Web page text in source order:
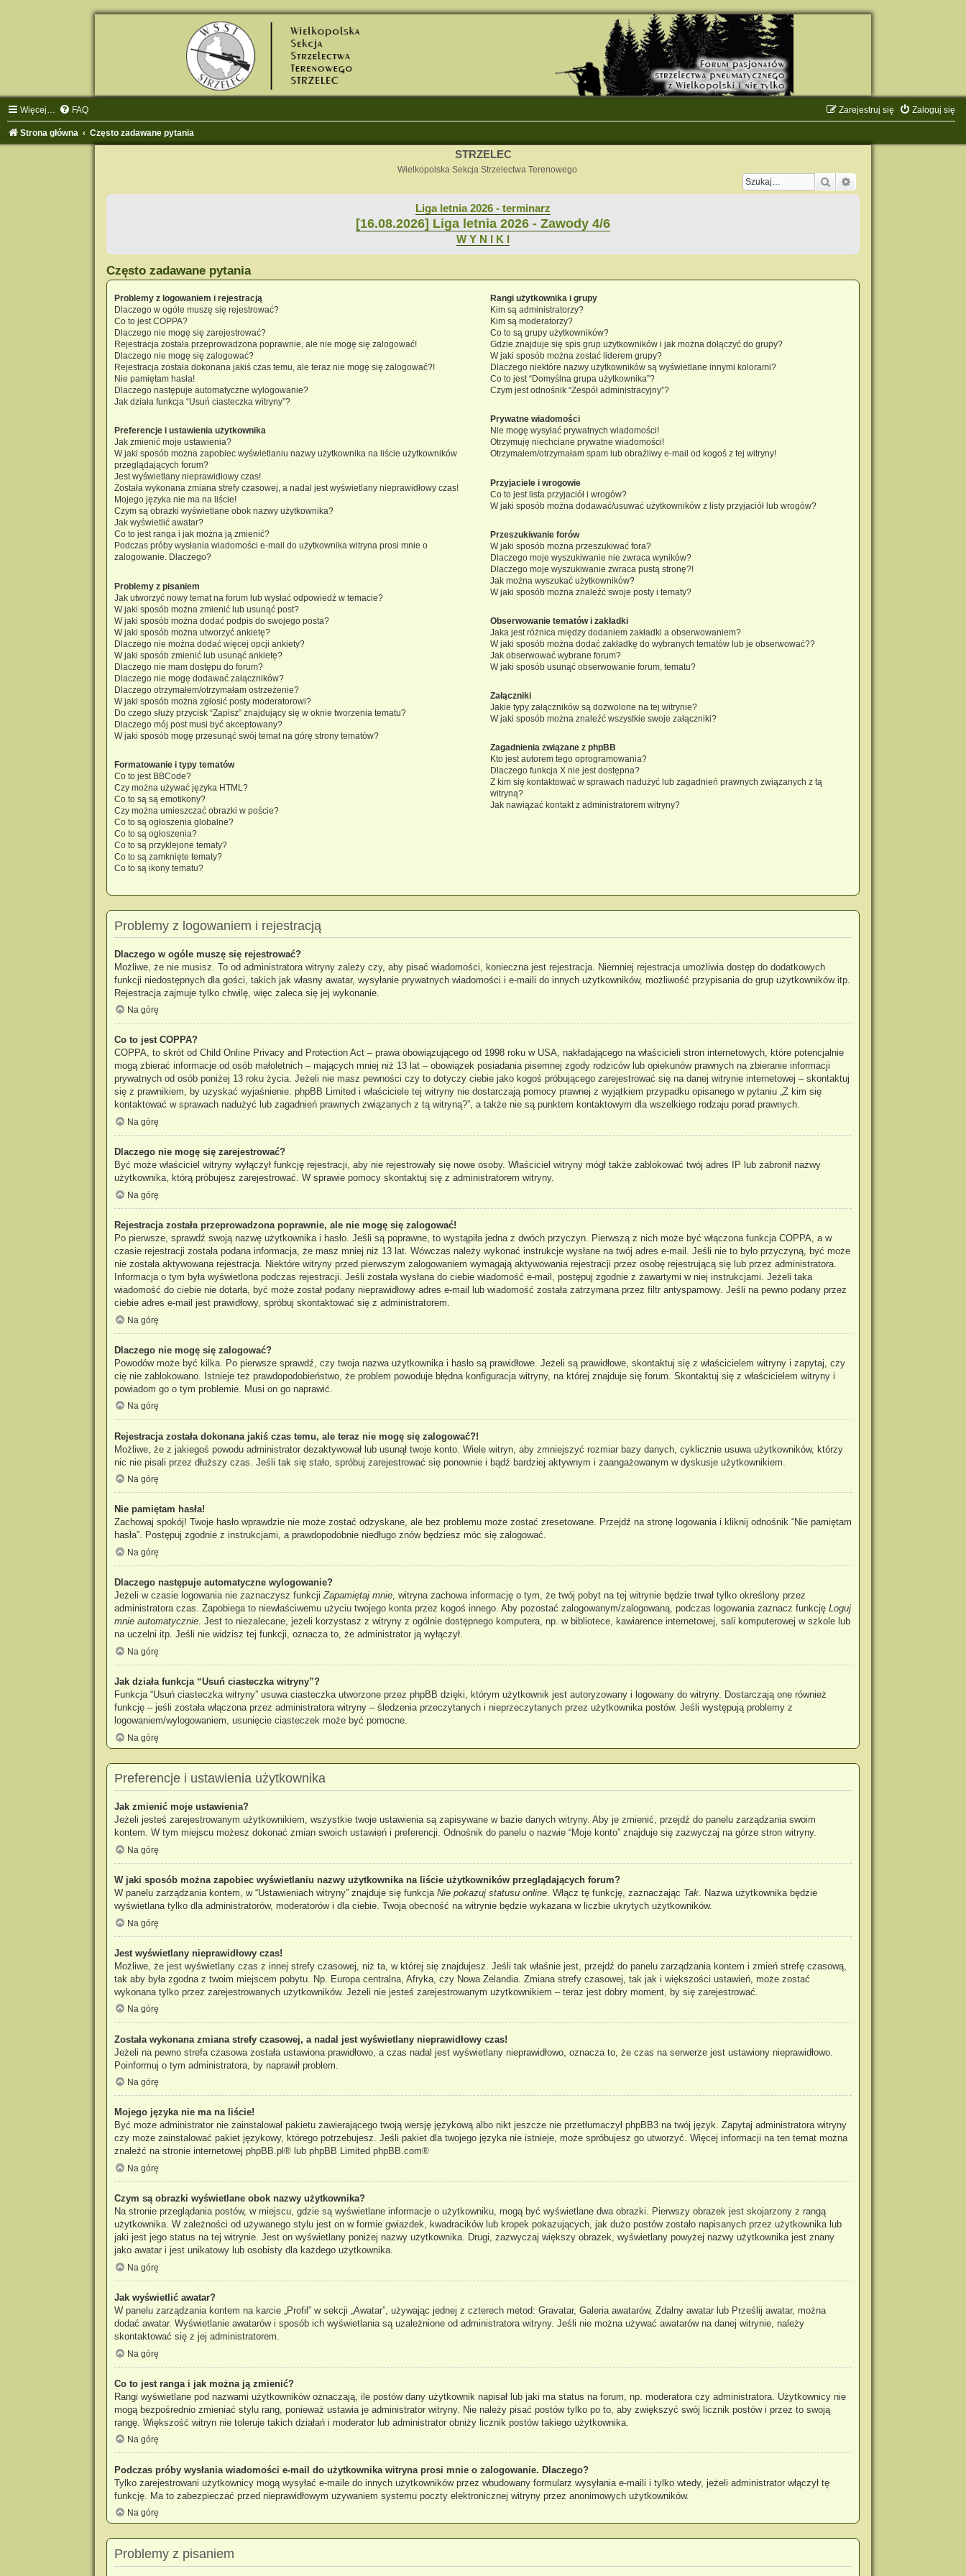
Więcej… FAQ Zaloguj się
Zarejestruj się
Strona główna Często zadawane pytania
STRZELEC
Wielkopolska Sekcja Strzelectwa Terenowego
Szukaj
Liga letnia 2026 - terminarz
[16.08.2026] Liga letnia 2026 - Zawody 4/6
W Y N I K I
Często zadawane pytania
Problemy z logowaniem i rejestracją
Dlaczego w ogóle muszę się rejestrować?
Co to jest COPPA?
Dlaczego nie mogę się zarejestrować?
Rejestracja została przeprowadzona poprawnie, ale nie mogę się zalogować!
Dlaczego nie mogę się zalogować?
Rejestracja została dokonana jakiś czas temu, ale teraz nie mogę się zalogować?!
Nie pamiętam hasła!
Dlaczego następuje automatyczne wylogowanie?
Jak działa funkcja “Usuń ciasteczka witryny”?
Preferencje i ustawienia użytkownika
Jak zmienić moje ustawienia?
W jaki sposób można zapobiec wyświetlaniu nazwy użytkownika na liście użytkowników
przeglądających forum?
Jest wyświetlany nieprawidłowy czas!
Została wykonana zmiana strefy czasowej, a nadal jest wyświetlany nieprawidłowy czas!
Mojego języka nie ma na liście!
Czym są obrazki wyświetlane obok nazwy użytkownika?
Jak wyświetlić awatar?
Co to jest ranga i jak można ją zmienić?
Podczas próby wysłania wiadomości e-mail do użytkownika witryna prosi mnie o
zalogowanie. Dlaczego?
Problemy z pisaniem
Jak utworzyć nowy temat na forum lub wysłać odpowiedź w temacie?
W jaki sposób można zmienić lub usunąć post?
W jaki sposób można dodać podpis do swojego posta?
W jaki sposób można utworzyć ankietę?
Dlaczego nie można dodać więcej opcji ankiety?
W jaki sposób zmienić lub usunąć ankietę?
Dlaczego nie mam dostępu do forum?
Dlaczego nie mogę dodawać załączników?
Dlaczego otrzymałem/otrzymałam ostrzeżenie?
W jaki sposób można zgłosić posty moderatorowi?
Do czego służy przycisk “Zapisz” znajdujący się w oknie tworzenia tematu?
Dlaczego mój post musi być akceptowany?
W jaki sposób mogę przesunąć swój temat na górę strony tematów?
Formatowanie i typy tematów
Co to jest BBCode?
Czy można używać języka HTML?
Co to są są emotikony?
Czy można umieszczać obrazki w poście?
Co to są ogłoszenia globalne?
Co to są ogłoszenia?
Co to są przyklejone tematy?
Co to są zamknięte tematy?
Co to są ikony tematu?
Rangi użytkownika i grupy
Kim są administratorzy?
Kim są moderatorzy?
Co to są grupy użytkowników?
Gdzie znajduje się spis grup użytkowników i jak można dołączyć do grupy?
W jaki sposób można zostać liderem grupy?
Dlaczego niektóre nazwy użytkowników są wyświetlane innymi kolorami?
Co to jest “Domyślna grupa użytkownika”?
Czym jest odnośnik “Zespół administracyjny”?
Prywatne wiadomości
Nie mogę wysyłać prywatnych wiadomości!
Otrzymuję niechciane prywatne wiadomości!
Otrzymałem/otrzymałam spam lub obraźliwy e-mail od kogoś z tej witryny!
Przyjaciele i wrogowie
Co to jest lista przyjaciół i wrogów?
W jaki sposób można dodawać/usuwać użytkowników z listy przyjaciół lub wrogów?
Przeszukiwanie forów
W jaki sposób można przeszukiwać fora?
Dlaczego moje wyszukiwanie nie zwraca wyników?
Dlaczego moje wyszukiwanie zwraca pustą stronę?!
Jak można wyszukać użytkowników?
W jaki sposób można znaleźć swoje posty i tematy?
Obserwowanie tematów i zakładki
Jaka jest różnica między dodaniem zakładki a obserwowaniem?
W jaki sposób można dodać zakładkę do wybranych tematów lub je obserwować??
Jak obserwować wybrane forum?
W jaki sposób usunąć obserwowanie forum, tematu?
Załączniki
Jakie typy załączników są dozwolone na tej witrynie?
W jaki sposób można znaleźć wszystkie swoje załączniki?
Zagadnienia związane z phpBB
Kto jest autorem tego oprogramowania?
Dlaczego funkcja X nie jest dostępna?
Z kim się kontaktować w sprawach nadużyć lub zagadnień prawnych związanych z tą
witryną?
Jak nawiązać kontakt z administratorem witryny?
Problemy z logowaniem i rejestracją
Dlaczego w ogóle muszę się rejestrować?
Możliwe, że nie musisz. To od administratora witryny zależy czy, aby pisać wiadomości, konieczna jest rejestracja. Niemniej rejestracja umożliwia dostęp do dodatkowych
funkcji niedostępnych dla gości, takich jak własny awatar, wysyłanie prywatnych wiadomości i e-maili do innych użytkowników, możliwość przypisania do grup użytkowników itp.
Rejestracja zajmuje tylko chwilę, więc zaleca się jej wykonanie.
Na górę
Co to jest COPPA?
COPPA, to skrót od Child Online Privacy and Protection Act – prawa obowiązującego od 1998 roku w USA, nakładającego na właścicieli stron internetowych, które potencjalnie
mogą zbierać informacje od osób małoletnich – mających mniej niż 13 lat – obowiązek posiadania pisemnej zgody rodziców lub opiekunów prawnych na zbieranie informacji
prywatnych od osób poniżej 13 roku życia. Jeżeli nie masz pewności czy to dotyczy ciebie jako kogoś próbującego zarejestrować się na danej witrynie internetowej – skontaktuj
się z prawnikiem, by uzyskać wyjaśnienie. phpBB Limited i właściciele tej witryny nie dostarczają pomocy prawnej z wyjątkiem przypadku opisanego w pytaniu „Z kim się
kontaktować w sprawach nadużyć lub zagadnień prawnych związanych z tą witryną?”, a także nie są punktem kontaktowym dla wszelkiego rodzaju porad prawnych.
Na górę
Dlaczego nie mogę się zarejestrować?
Być może właściciel witryny wyłączył funkcję rejestracji, aby nie rejestrowały się nowe osoby. Właściciel witryny mógł także zablokować twój adres IP lub zabronił nazwy
użytkownika, którą próbujesz zarejestrować. W sprawie pomocy skontaktuj się z administratorem witryny.
Na górę
Rejestracja została przeprowadzona poprawnie, ale nie mogę się zalogować!
Po pierwsze, sprawdź swoją nazwę użytkownika i hasło. Jeśli są poprawne, to wystąpiła jedna z dwóch przyczyn. Pierwszą z nich może być włączona funkcja COPPA, a w
czasie rejestracji została podana informacja, że masz mniej niż 13 lat. Wówczas należy wykonać instrukcje wysłane na twój adres e-mail. Jeśli nie to było przyczyną, być może
nie została aktywowana rejestracja. Niektóre witryny przed pierwszym zalogowaniem wymagają aktywowania rejestracji przez osobę rejestrującą się lub przez administratora.
Informacja o tym była wyświetlona podczas rejestracji. Jeśli została wysłana do ciebie wiadomość e-mail, postępuj zgodnie z zawartymi w niej instrukcjami. Jeżeli taka
wiadomość do ciebie nie dotarła, być może został podany nieprawidłowy adres e-mail lub wiadomość została zatrzymana przez filtr antyspamowy. Jeśli na pewno podany przez
ciebie adres e-mail jest prawidłowy, spróbuj skontaktować się z administratorem.
Na górę
Dlaczego nie mogę się zalogować?
Powodów może być kilka. Po pierwsze sprawdź, czy twoja nazwa użytkownika i hasło są prawidłowe. Jeżeli są prawidłowe, skontaktuj się z właścicielem witryny i zapytaj, czy
cię nie zablokowano. Istnieje też prawdopodobieństwo, że problem powoduje błędna konfiguracja witryny, na której znajduje się forum. Skontaktuj się z właścicielem witryny i
powiadom go o tym problemie. Musi on go naprawić.
Na górę
Rejestracja została dokonana jakiś czas temu, ale teraz nie mogę się zalogować?!
Możliwe, że z jakiegoś powodu administrator dezaktywował lub usunął twoje konto. Wiele witryn, aby zmniejszyć rozmiar bazy danych, cyklicznie usuwa użytkowników, którzy
nic nie pisali przez dłuższy czas. Jeśli tak się stało, spróbuj zarejestrować się ponownie i bądź bardziej aktywnym i zaangażowanym w dyskusje użytkownikiem.
Na górę
Nie pamiętam hasła!
Zachowaj spokój! Twoje hasło wprawdzie nie może zostać odzyskane, ale bez problemu może zostać zresetowane. Przejdź na stronę logowania i kliknij odnośnik “Nie pamiętam
hasła”. Postępuj zgodnie z instrukcjami, a prawdopodobnie niedługo znów będziesz móc się zalogować.
Na górę
Dlaczego następuje automatyczne wylogowanie?
Jeżeli w czasie logowania nie zaznaczysz funkcjiZapamiętaj mnie, witryna zachowa informację o tym, że twój pobyt na tej witrynie będzie trwał tylko określony przez
administratora czas. Zapobiega to niewłaściwemu użyciu twojego konta przez kogoś innego. Aby pozostać zalogowanym/zalogowaną, podczas logowania zaznacz funkcję Loguj
mnie automatycznie. Jest to niezalecane, jeżeli korzystasz z witryny z ogólnie dostępnego komputera, np. w bibliotece, kawiarence internetowej, sali komputerowej w szkole lub
na uczelni itp. Jeśli nie widzisz tej funkcji, oznacza to, że administrator ją wyłączył.
Na górę
Jak działa funkcja “Usuń ciasteczka witryny”?
Funkcja “Usuń ciasteczka witryny” usuwa ciasteczka utworzone przez phpBB dzięki, którym użytkownik jest autoryzowany i logowany do witryny. Dostarczają one również
funkcję – jeśli została włączona przez administratora witryny – śledzenia przeczytanych i nieprzeczytanych przez użytkownika postów. Jeśli występują problemy z
logowaniem/wylogowaniem, usunięcie ciasteczek może być pomocne.
Na górę
Preferencje i ustawienia użytkownika
Jak zmienić moje ustawienia?
Jeżeli jesteś zarejestrowanym użytkownikiem, wszystkie twoje ustawienia są zapisywane w bazie danych witryny. Aby je zmienić, przejdź do panelu zarządzania swoim
kontem. W tym miejscu możesz dokonać zmian swoich ustawień i preferencji. Odnośnik do panelu o nazwie “Moje konto” znajduje się zazwyczaj na górze stron witryny.
Na górę
W jaki sposób można zapobiec wyświetlaniu nazwy użytkownika na liście użytkowników przeglądających forum?
W panelu zarządzania kontem, w “Ustawieniach witryny” znajduje się funkcja Nie pokazuj statusu online. Włącz tę funkcję, zaznaczając Tak. Nazwa użytkownika będzie
wyświetlana tylko dla administratorów, moderatorów i dla ciebie. Twoja obecność na witrynie będzie wykazana w liczbie ukrytych użytkowników.
Na górę
Jest wyświetlany nieprawidłowy czas!
Możliwe, że jest wyświetlany czas z innej strefy czasowej, niż ta, w której się znajdujesz. Jeśli tak właśnie jest, przejdź do panelu zarządzania kontem i zmień strefę czasową,
tak aby była zgodna z twoim miejscem pobytu. Np. Europa centralna, Afryka, czy Nowa Zelandia. Zmiana strefy czasowej, tak jak i większości ustawień, może zostać
wykonana tylko przez zarejestrowanych użytkowników. Jeżeli nie jesteś zarejestrowanym użytkownikiem – teraz jest dobry moment, by się zarejestrować.
Na górę
Została wykonana zmiana strefy czasowej, a nadal jest wyświetlany nieprawidłowy czas!
Jeżeli na pewno strefa czasowa została ustawiona prawidłowo, a czas nadal jest wyświetlany nieprawidłowo, oznacza to, że czas na serwerze jest ustawiony nieprawidłowo.
Poinformuj o tym administratora, by naprawił problem.
Na górę
Mojego języka nie ma na liście!
Być może administrator nie zainstalował pakietu zawierającego twoją wersję językową albo nikt jeszcze nie przetłumaczył phpBB3 na twój język. Zapytaj administratora witryny
czy może zainstalować pakiet językowy, którego potrzebujesz. Jeśli pakiet dla twojego języka nie istnieje, może spróbujesz go utworzyć. Więcej informacji na ten temat można
znaleźć na stronie internetowej phpBB.pl ® lub phpBB Limited phpBB.com®
Na górę
Czym są obrazki wyświetlane obok nazwy użytkownika?
Na stronie przeglądania postów, w miejscu, gdzie są wyświetlane informacje o użytkowniku, mogą być wyświetlane dwa obrazki. Pierwszy obrazek jest skojarzony z rangą
użytkownika. W zależności od używanego stylu jest on w formie gwiazdek, kwadracików lub kropek pokazujących, jak dużo postów zostało napisanych przez użytkownika lub
jaki jest jego status na tej witrynie. Jest on wyświetlany poniżej nazwy użytkownika. Drugi, zazwyczaj większy obrazek, wyświetlany powyżej nazwy użytkownika jest znany
jako awatar i jest unikatowy lub osobisty dla każdego użytkownika.
Na górę
Jak wyświetlić awatar?
W panelu zarządzania kontem na karcie „Profil” w sekcji „Awatar”, używając jednej z czterech metod: Gravatar, Galeria awatarów, Zdalny awatar lub Prześlij awatar, można
dodać awatar. Wyświetlanie awatarów i sposób ich wyświetlania są uzależnione od administratora witryny. Jeśli nie można używać awatarów na danej witrynie, należy
skontaktować się z jej administratorem.
Na górę
Co to jest ranga i jak można ją zmienić?
Rangi wyświetlane pod nazwami użytkowników oznaczają, ile postów dany użytkownik napisał lub jaki ma status na forum, np. moderatora czy administratora. Użytkownicy nie
mogą bezpośrednio zmieniać stylu rang, ponieważ ustawia je administrator witryny. Nie należy pisać postów tylko po to, aby zwiększyć swój licznik postów i przez to swoją
rangę. Większość witryn nie toleruje takich działań i moderator lub administrator obniży licznik postów takiego użytkownika.
Na górę
Podczas próby wysłania wiadomości e-mail do użytkownika witryna prosi mnie o zalogowanie. Dlaczego?
Tylko zarejestrowani użytkownicy mogą wysyłać e-maile do innych użytkowników przez wbudowany formularz wysyłania e-maili i tylko wtedy, jeżeli administrator włączył tę
funkcję. Ma to zabezpieczać przed nieprawidłowym używaniem systemu poczty elektronicznej witryny przez anonimowych użytkowników.
Na górę
Problemy z pisaniem